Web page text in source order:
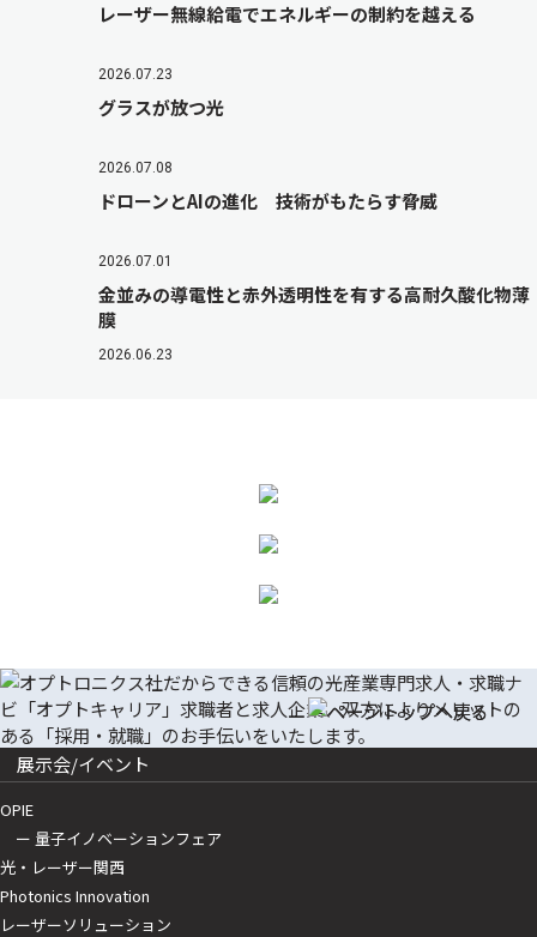
レーザー無線給電でエネルギーの制約を越える
2026.07.23
グラスが放つ光
2026.07.08
ドローンとAIの進化 技術がもたらす脅威
2026.07.01
金並みの導電性と赤外透明性を有する高耐久酸化物薄
膜
2026.06.23
展示会/イベント
OPIE
ー 量子イノベーションフェア
光・レーザー関西
Photonics Innovation
レーザーソリューション